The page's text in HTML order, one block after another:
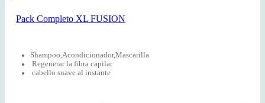
Pack Completo XL FUSION
Shampoo,Acondicionador,Mascarilla
Regenerar la fibra capilar
cabello suave al instante